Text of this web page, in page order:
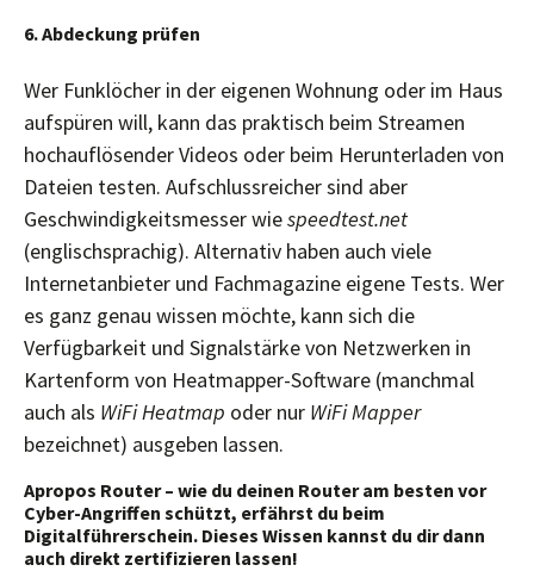
6. Abdeckung prüfen
Wer Funklöcher in der eigenen Wohnung oder im Haus
aufspüren will, kann das praktisch beim Streamen
hochauflösender Videos oder beim Herunterladen von
Dateien testen. Aufschlussreicher sind aber
Geschwindigkeitsmesser wiespeedtest.net
(englischsprachig). Alternativ haben auch viele
Internetanbieter und Fachmagazine eigene Tests. Wer
es ganz genau wissen möchte, kann sich die
Verfügbarkeit und Signalstärke von Netzwerken in
Kartenform von Heatmapper-Software (manchmal
auch als WiFi Heatmap oder nur WiFi Mapper
bezeichnet) ausgeben lassen.
Apropos Router – wie du deinen Router am besten vor
Cyber-Angriffen schützt, erfährst du beim
Digitalführerschein. Dieses Wissen kannst du dir dann
auch direkt zertifizieren lassen!